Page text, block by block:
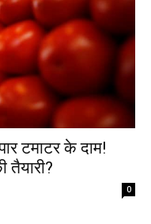
टमाटर के दाम!
तैयारी?
0